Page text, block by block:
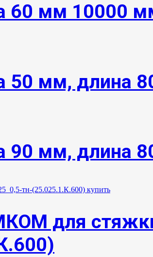
60 мм 10000
50 мм, длина
90 мм, длина
для стяжки